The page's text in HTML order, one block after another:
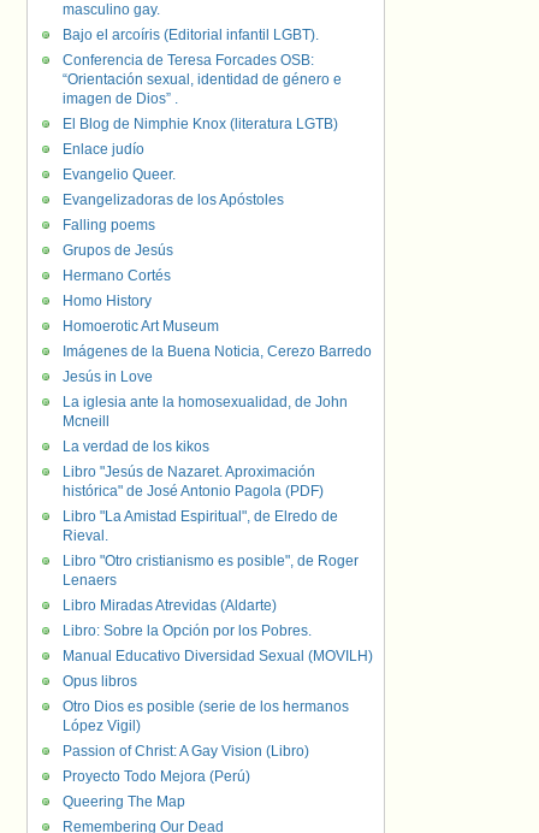
masculino gay.
Bajo el arcoíris (Editorial infantil LGBT).
Conferencia de Teresa Forcades OSB:
“Orientación sexual, identidad de género e
imagen de Dios” .
El Blog de Nimphie Knox (literatura LGTB)
Enlace judío
Evangelio Queer.
Evangelizadoras de los Apóstoles
Falling poems
Grupos de Jesús
Hermano Cortés
Homo History
Homoerotic Art Museum
Imágenes de la Buena Noticia, Cerezo Barredo
Jesús in Love
La iglesia ante la homosexualidad, de John
Mcneill
La verdad de los kikos
Libro "Jesús de Nazaret. Aproximación
histórica" de José Antonio Pagola (PDF)
Libro "La Amistad Espiritual", de Elredo de
Rieval.
Libro "Otro cristianismo es posible", de Roger
Lenaers
Libro Miradas Atrevidas (Aldarte)
Libro: Sobre la Opción por los Pobres.
Manual Educativo Diversidad Sexual (MOVILH)
Opus libros
Otro Dios es posible (serie de los hermanos
López Vigil)
Passion of Christ: A Gay Vision (Libro)
Proyecto Todo Mejora (Perú)
Queering The Map
Remembering Our Dead